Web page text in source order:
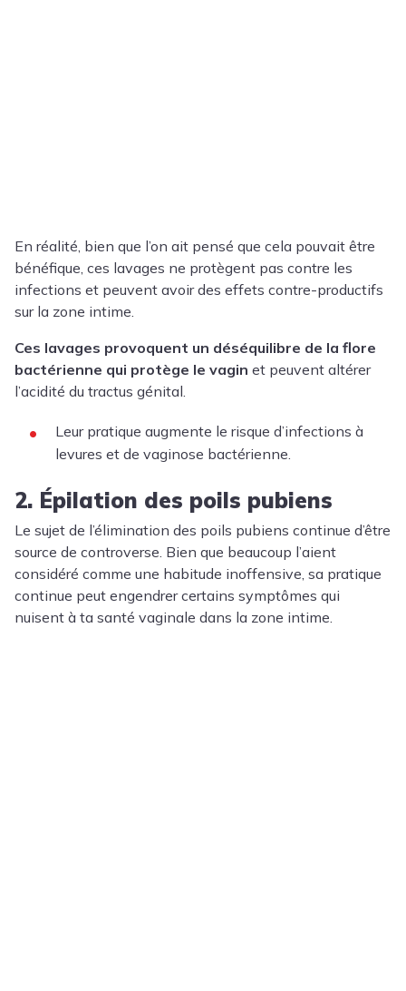
En réalité, bien que l’on ait pensé que cela pouvait être
bénéfique, ces lavages ne protègent pas contre les
infections et peuvent avoir des effets contre-productifs
sur la zone intime.
Ces lavages provoquent un déséquilibre de la flore
bactérienne qui protège le vagin et peuvent altérer
l’acidité du tractus génital.
Leur pratique augmente le risque d’infections à
levures et de vaginose bactérienne.
2. Épilation des poils pubiens
Le sujet de l’élimination des poils pubiens continue d’être
source de controverse. Bien que beaucoup l’aient
considéré comme une habitude inoffensive, sa pratique
continue peut engendrer certains symptômes qui
nuisent à ta santé vaginale dans la zone intime.